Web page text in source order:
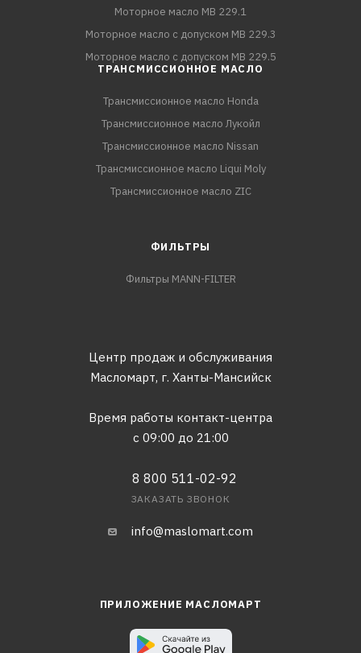
Моторное масло MB 229.1
Моторное масло с допуском MB 229.3
Моторное масло с допуском MB 229.5
ТРАНСМИССИОННОЕ МАСЛО
Трансмиссионное масло Honda
Трансмиссионное масло Лукойл
Трансмиссионное масло Nissan
Трансмиссионное масло Liqui Moly
Трансмиссионное масло ZIC
ФИЛЬТРЫ
Фильтры MANN-FILTER
Центр продаж и обслуживания
Масломарт, г. Ханты-Мансийск
Время работы контакт-центра
с 09:00 до 21:00
8 800 511-02-92
ЗАКАЗАТЬ ЗВОНОК
info@maslomart.com
ПРИЛОЖЕНИЕ МАСЛОМАРТ